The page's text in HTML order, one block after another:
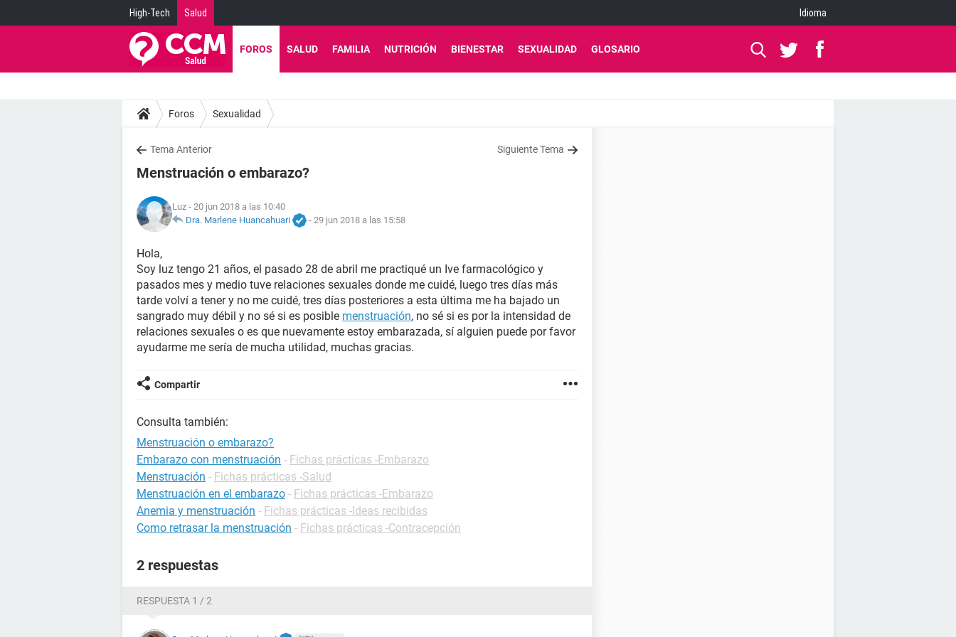
High-Tech Salud Idioma
FOROS SALUD FAMILIA NUTRICIÓN BIENESTAR SEXUALIDAD GLOSARIO
Foros Sexualidad
Tema Anterior Siguiente Tema
Menstruación o embarazo?
Luz - 20 jun 2018 a las 10:40
Dra. Marlene Huancahuari
- 29 jun 2018 a las 15:58
Hola,
Soy luz tengo 21 años, el pasado 28 de abril me practiqué un Ive farmacológico y
pasados mes y medio tuve relaciones sexuales donde me cuidé, luego tres días más
tarde volví a tener y no me cuidé, tres días posteriores a esta última me ha bajado un
sangrado muy débil y no sé si es posible menstruación, no sé si es por la intensidad de
relaciones sexuales o es que nuevamente estoy embarazada, sí alguien puede por favor
ayudarme me sería de mucha utilidad, muchas gracias.
Compartir
Consulta también:
Menstruación o embarazo?
Embarazo con menstruación - Fichas prácticas -Embarazo
Menstruación - Fichas prácticas -Salud
Menstruación en el embarazo - Fichas prácticas -Embarazo
Anemia y menstruación - Fichas prácticas -Ideas recibidas
Como retrasar la menstruación - Fichas prácticas -Contracepción
2 respuestas
RESPUESTA 1 / 2